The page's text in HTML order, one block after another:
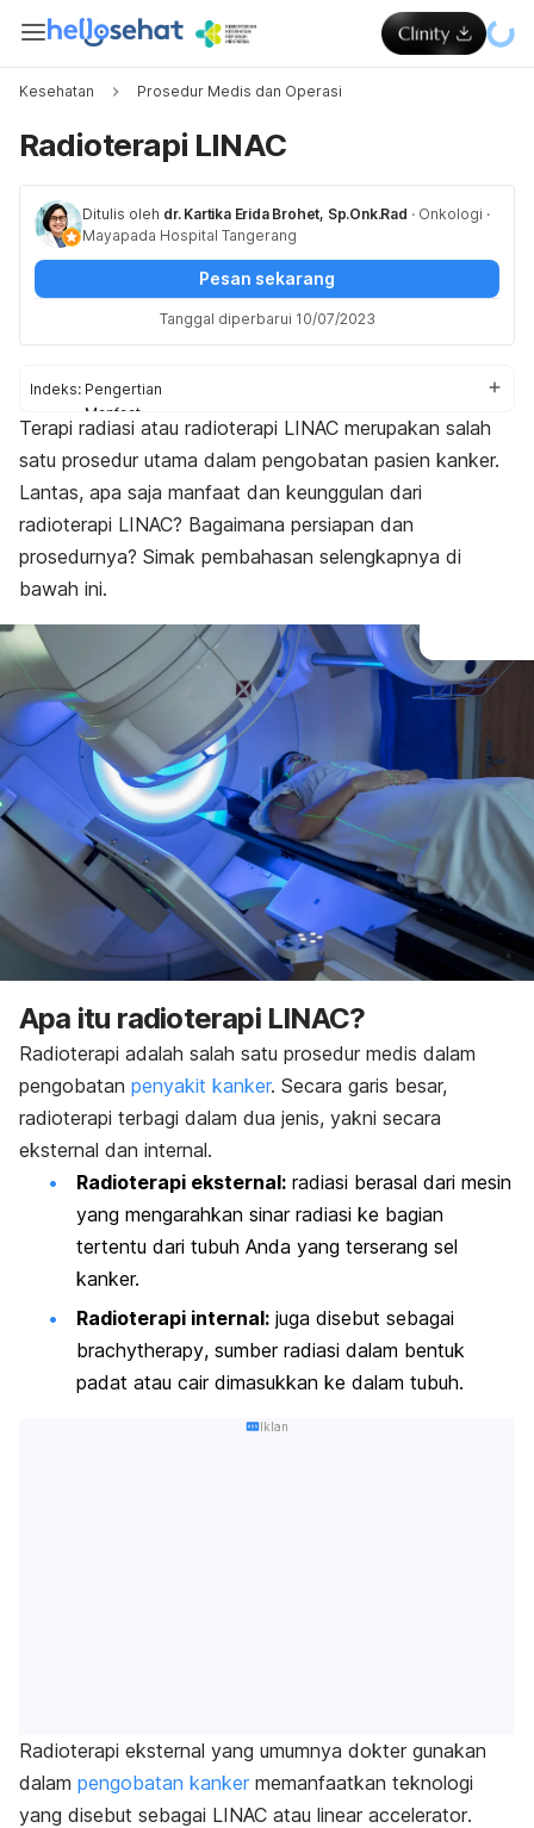
Kesehatan Prosedur Medis dan Operasi
Radioterapi LINAC
Ditulis oleh dr. Kartika Erida Brohet, Sp.Onk.Rad · Onkologi ·
Mayapada Hospital Tangerang
Pesan sekarang
Tanggal diperbarui 10/07/2023
Indeks: Pengertian
Manfaat
Kelebihan
Persiapan
Prosedur
Pascaprosedur
Efek samping
Terapi radiasi atau radioterapi LINAC merupakan salah
satu prosedur utama dalam pengobatan pasien kanker.
Lantas, apa saja manfaat dan keunggulan dari
radioterapi LINAC? Bagaimana persiapan dan
prosedurnya? Simak pembahasan selengkapnya di
bawah ini.
Apa itu radioterapi LINAC?
Radioterapi adalah salah satu prosedur medis dalam
pengobatan penyakit kanker. Secara garis besar,
radioterapi terbagi dalam dua jenis, yakni secara
eksternal dan internal.
Radioterapi eksternal: radiasi berasal dari mesin
yang mengarahkan sinar radiasi ke bagian
tertentu dari tubuh Anda yang terserang sel
kanker.
Radioterapi internal: juga disebut sebagai
brachytherapy, sumber radiasi dalam bentuk
padat atau cair dimasukkan ke dalam tubuh.
Iklan
Radioterapi eksternal yang umumnya dokter gunakan
dalam pengobatan kanker memanfaatkan teknologi
yang disebut sebagai LINAC atau linear accelerator.